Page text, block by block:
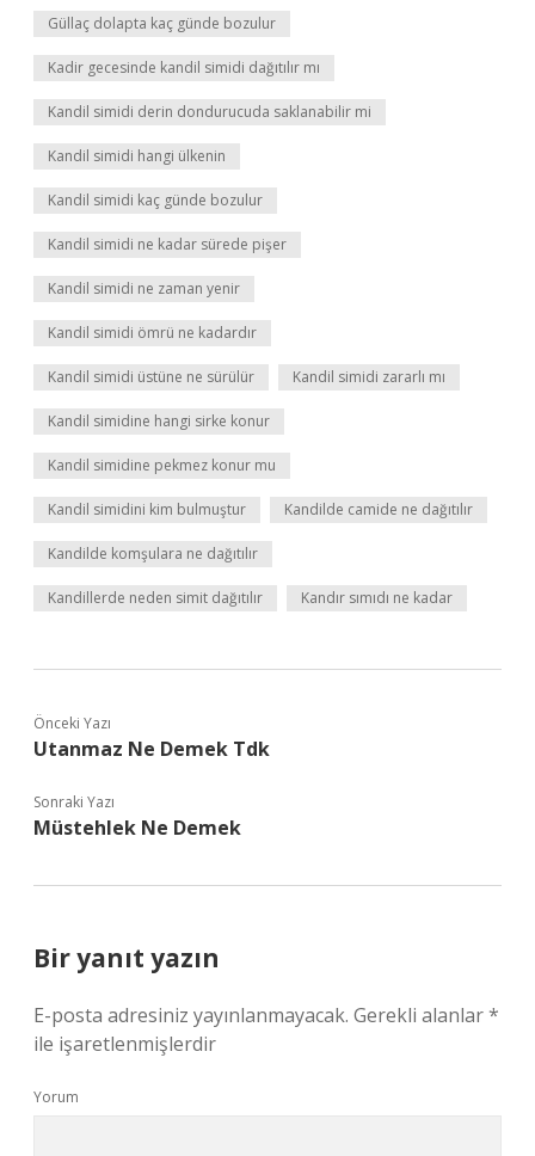
Güllaç dolapta kaç günde bozulur
Kadir gecesinde kandil simidi dağıtılır mı
Kandil simidi derin dondurucuda saklanabilir mi
Kandil simidi hangi ülkenin
Kandil simidi kaç günde bozulur
Kandil simidi ne kadar sürede pişer
Kandil simidi ne zaman yenir
Kandil simidi ömrü ne kadardır
Kandil simidi üstüne ne sürülür Kandil simidi zararlı mı
Kandil simidine hangi sirke konur
Kandil simidine pekmez konur mu
Kandil simidini kim bulmuştur Kandilde camide ne dağıtılır
Kandilde komşulara ne dağıtılır
Kandillerde neden simit dağıtılır Kandır sımıdı ne kadar
Önceki Yazı
Utanmaz Ne Demek Tdk
Sonraki Yazı
Müstehlek Ne Demek
Bir yanıt yazın
E-posta adresiniz yayınlanmayacak. Gerekli alanlar*
ile işaretlenmişlerdir
Yorum